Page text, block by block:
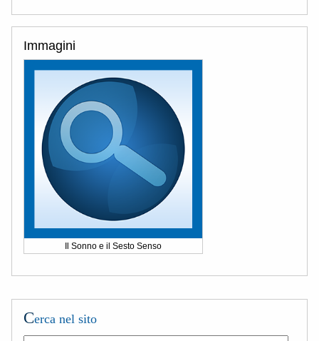
Immagini
Il Sonno e il Sesto Senso
Cerca nel sito